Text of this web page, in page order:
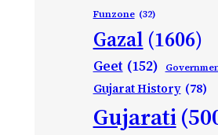
Funzone (32)
Gazal (1606)
Geet (152)
Gujarat History (78)
Gujarati